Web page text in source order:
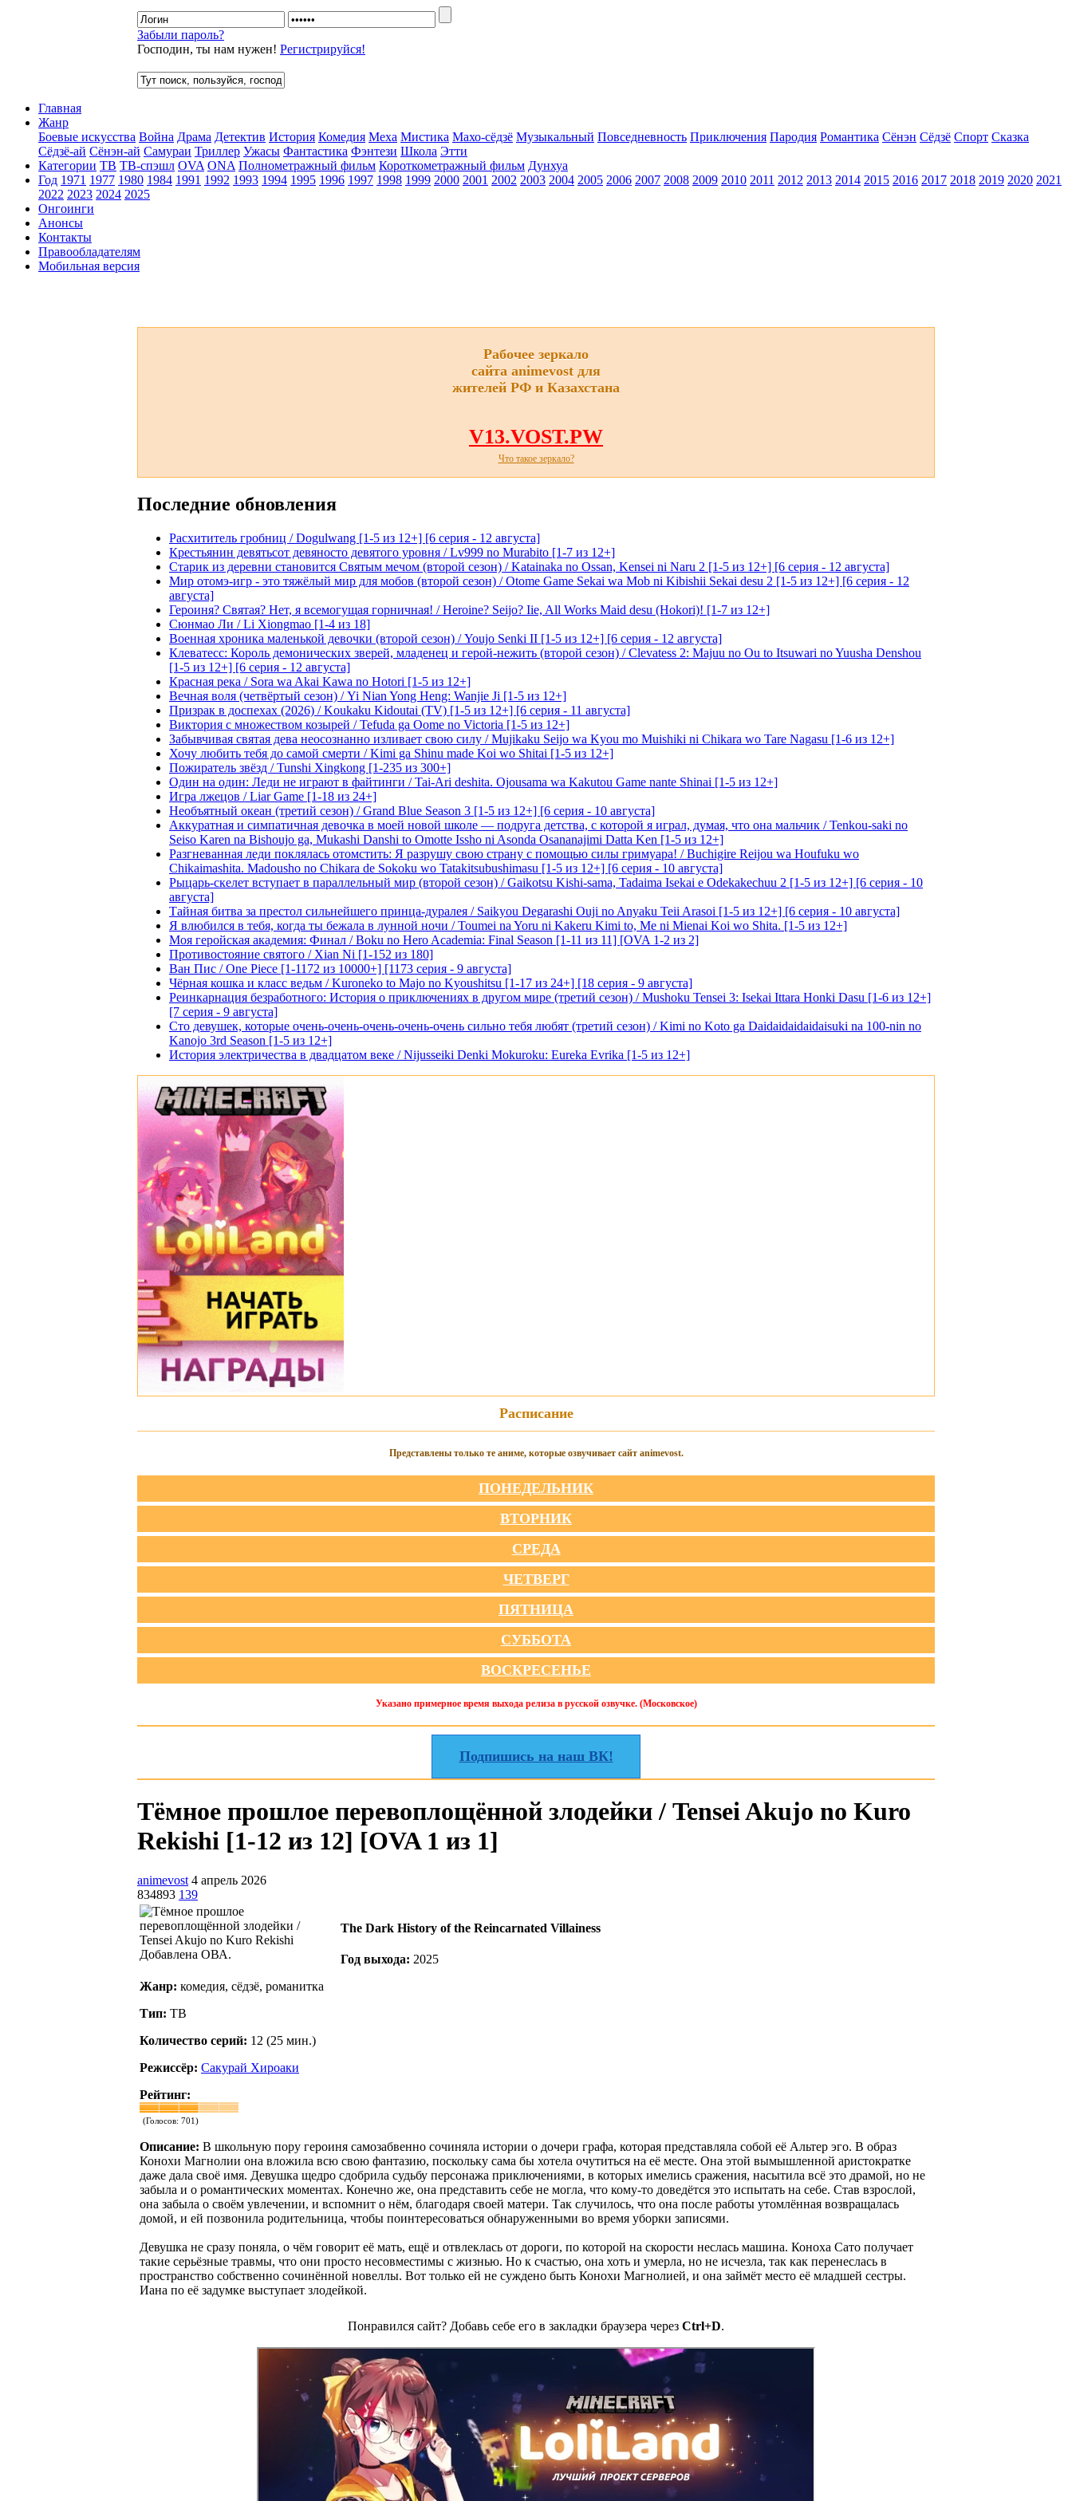
Забыли пароль?
Господин, ты нам нужен! Регистрируйся!
Главная
Жанр
Боевые искусства Война Драма Детектив История Комедия Меха Мистика Махо-сёдзё Музыкальный Повседневность Приключения Пародия Романтика Сёнэн Сёдзё Спорт Сказка
Сёдзё-ай Сёнэн-ай Самураи Триллер Ужасы Фантастика Фэнтези Школа Этти
Категории ТВ ТВ-спэшл OVA ONA Полнометражный фильм Короткометражный фильм Дунхуа
Год 1971 1977 1980 1984 1991 1992 1993 1994 1995 1996 1997 1998 1999 2000 2001 2002 2003 2004 2005 2006 2007 2008 2009 2010 2011 2012 2013 2014 2015 2016 2017 2018 2019 2020 2021
2022 2023 2024 2025
Онгоинги
Анонсы
Контакты
Правообладателям
Мобильная версия
Рабочее зеркало
сайта animevost для
жителей РФ и Казахстана
V13.VOST.PW
Что такое зеркало?
Последние обновления
Расхититель гробниц / Dogulwang [1-5 из 12+] [6 серия - 12 августа]
Крестьянин девятьсот девяносто девятого уровня / Lv999 no Murabito [1-7 из 12+]
Старик из деревни становится Святым мечом (второй сезон) / Katainaka no Ossan, Kensei ni Naru 2 [1-5 из 12+] [6 серия - 12 августа]
Мир отомэ-игр - это тяжёлый мир для мобов (второй сезон) / Otome Game Sekai wa Mob ni Kibishii Sekai desu 2 [1-5 из 12+] [6 серия - 12
августа]
Героиня? Святая? Нет, я всемогущая горничная! / Heroine? Seijo? Iie, All Works Maid desu (Hokori)! [1-7 из 12+]
Сюнмао Ли / Li Xiongmao [1-4 из 18]
Военная хроника маленькой девочки (второй сезон) / Youjo Senki II [1-5 из 12+] [6 серия - 12 августа]
Клеватесс: Король демонических зверей, младенец и герой-нежить (второй сезон) / Clevatess 2: Majuu no Ou to Itsuwari no Yuusha Denshou
[1-5 из 12+] [6 серия - 12 августа]
Красная река / Sora wa Akai Kawa no Hotori [1-5 из 12+]
Вечная воля (четвёртый сезон) / Yi Nian Yong Heng: Wanjie Ji [1-5 из 12+]
Призрак в доспехах (2026) / Koukaku Kidoutai (TV) [1-5 из 12+] [6 серия - 11 августа]
Виктория с множеством козырей / Tefuda ga Oome no Victoria [1-5 из 12+]
Забывчивая святая дева неосознанно изливает свою силу / Mujikaku Seijo wa Kyou mo Muishiki ni Chikara wo Tare Nagasu [1-6 из 12+]
Хочу любить тебя до самой смерти / Kimi ga Shinu made Koi wo Shitai [1-5 из 12+]
Пожиратель звёзд / Tunshi Xingkong [1-235 из 300+]
Один на один: Леди не играют в файтинги / Tai-Ari deshita. Ojousama wa Kakutou Game nante Shinai [1-5 из 12+]
Игра лжецов / Liar Game [1-18 из 24+]
Необъятный океан (третий сезон) / Grand Blue Season 3 [1-5 из 12+] [6 серия - 10 августа]
Аккуратная и симпатичная девочка в моей новой школе — подруга детства, с которой я играл, думая, что она мальчик / Tenkou-saki no
Seiso Karen na Bishoujo ga, Mukashi Danshi to Omotte Issho ni Asonda Osananajimi Datta Ken [1-5 из 12+]
Разгневанная леди поклялась отомстить: Я разрушу свою страну с помощью силы гримуара! / Buchigire Reijou wa Houfuku wo
Chikaimashita. Madousho no Chikara de Sokoku wo Tatakitsubushimasu [1-5 из 12+] [6 серия - 10 августа]
Рыцарь-скелет вступает в параллельный мир (второй сезон) / Gaikotsu Kishi-sama, Tadaima Isekai e Odekakechuu 2 [1-5 из 12+] [6 серия - 10
августа]
Тайная битва за престол сильнейшего принца-дуралея / Saikyou Degarashi Ouji no Anyaku Teii Arasoi [1-5 из 12+] [6 серия - 10 августа]
Я влюбился в тебя, когда ты бежала в лунной ночи / Toumei na Yoru ni Kakeru Kimi to, Me ni Mienai Koi wo Shita. [1-5 из 12+]
Моя геройская академия: Финал / Boku no Hero Academia: Final Season [1-11 из 11] [OVA 1-2 из 2]
Противостояние святого / Xian Ni [1-152 из 180]
Ван Пис / One Piece [1-1172 из 10000+] [1173 серия - 9 августа]
Чёрная кошка и класс ведьм / Kuroneko to Majo no Kyoushitsu [1-17 из 24+] [18 серия - 9 августа]
Реинкарнация безработного: История о приключениях в другом мире (третий сезон) / Mushoku Tensei 3: Isekai Ittara Honki Dasu [1-6 из 12+]
[7 серия - 9 августа]
Сто девушек, которые очень-очень-очень-очень-очень сильно тебя любят (третий сезон) / Kimi no Koto ga Daidaidaidaidaisuki na 100-nin no
Kanojo 3rd Season [1-5 из 12+]
История электричества в двадцатом веке / Nijusseiki Denki Mokuroku: Eureka Evrika [1-5 из 12+]
Расписание
Представлены только те аниме, которые озвучивает сайт animevost.
ПОНЕДЕЛЬНИК
ВТОРНИК
СРЕДА
ЧЕТВЕРГ
ПЯТНИЦА
СУББОТА
ВОСКРЕСЕНЬЕ
Указано примерное время выхода релиза в русской озвучке. (Московское)
Подпишись на наш ВК!
Тёмное прошлое перевоплощённой злодейки / Tensei Akujo no Kuro
Rekishi [1-12 из 12] [OVA 1 из 1]
animevost 4 апрель 2026
834893 139
Добавлена ОВА.
The Dark History of the Reincarnated Villainess
Год выхода: 2025
Жанр: комедия, сёдзё, романитка
Тип: ТВ
Количество серий: 12 (25 мин.)
Режиссёр: Сакурай Хироаки
Рейтинг:
(Голосов: 701)
Описание: В школьную пору героиня самозабвенно сочиняла истории о дочери графа, которая представляла собой её Альтер эго. В образ
Конохи Магнолии она вложила всю свою фантазию, поскольку сама бы хотела очутиться на её месте. Она этой вымышленной аристократке
даже дала своё имя. Девушка щедро сдобрила судьбу персонажа приключениями, в которых имелись сражения, насытила всё это драмой, но не
забыла и о романтических моментах. Конечно же, она представить себе не могла, что кому-то доведётся это испытать на себе. Став взрослой,
она забыла о своём увлечении, и вспомнит о нём, благодаря своей матери. Так случилось, что она после работы утомлённая возвращалась
домой, и ей позвонила родительница, чтобы поинтересоваться обнаруженными во время уборки записями.
Девушка не сразу поняла, о чём говорит её мать, ещё и отвлеклась от дороги, по которой на скорости неслась машина. Коноха Сато получает
такие серьёзные травмы, что они просто несовместимы с жизнью. Но к счастью, она хоть и умерла, но не исчезла, так как перенеслась в
пространство собственно сочинённой новеллы. Вот только ей не суждено быть Конохи Магнолией, и она займёт место её младшей сестры.
Иана по её задумке выступает злодейкой.
Понравился сайт? Добавь себе его в закладки браузера через Ctrl+D.